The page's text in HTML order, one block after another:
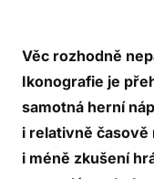
Věc rozhodně
Ikonografie je
samotná herní
i relativně časově
i méně zkušení